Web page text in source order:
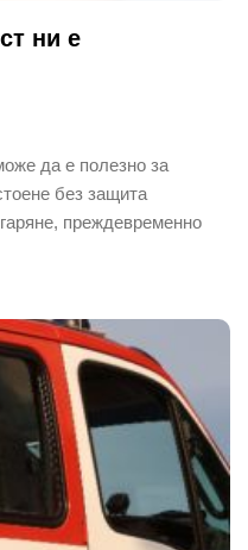
ни е
да е полезно за
без защита
преждевременно